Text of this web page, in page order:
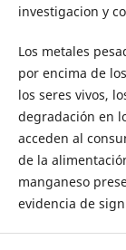
investigacion y
Los metales
por encima de
los seres vivos,
degradación en
acceden al
de la
manganeso
evidencia de